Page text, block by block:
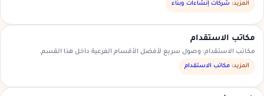
المزيد: شركات إنشاءات وبناء
مكاتب الاستقدام
مكاتب الاستقدام: وصول سريع لأفضل الأقسام الفرعية داخل هذا القسم.
المزيد: مكاتب الاستقدام